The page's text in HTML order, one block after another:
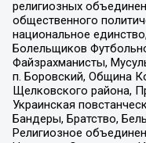
религиозных
общественного
национальное
Болельщиков
Файзрахманисты,
п. Боровский, Община
Щелковского района,
Украинская
Бандеры, Братство,
Религиозное